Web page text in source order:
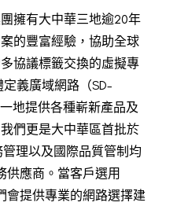
擁有大中華三地逾20年
的豐富經驗，協助全球
協議標籤交換的虛擬專
定義廣域網路（SD-
地提供各種嶄新產品及
們更是大中華區首批於
理以及國際品質管制均
供應商。當客戶選用
會提供專業的網路選擇建